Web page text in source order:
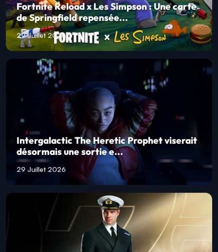
Fortnite Reload x Les Simpson : Une carte
de Springfield repensée...
29 Juillet 2026
Intergalactic The Heretic Prophet viserait
désormais une sortie e...
29 Juillet 2026